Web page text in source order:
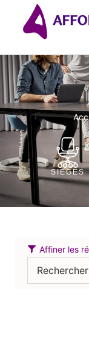
SIÈGES
Affiner les